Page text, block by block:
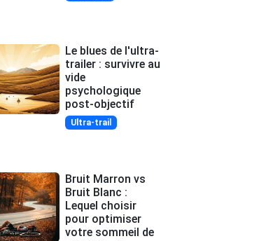
Le blues de l'ultra-
trailer : survivre au
vide
psychologique
post-objectif
Ultra-trail
Bruit Marron vs
Bruit Blanc :
Lequel choisir
pour optimiser
votre sommeil de